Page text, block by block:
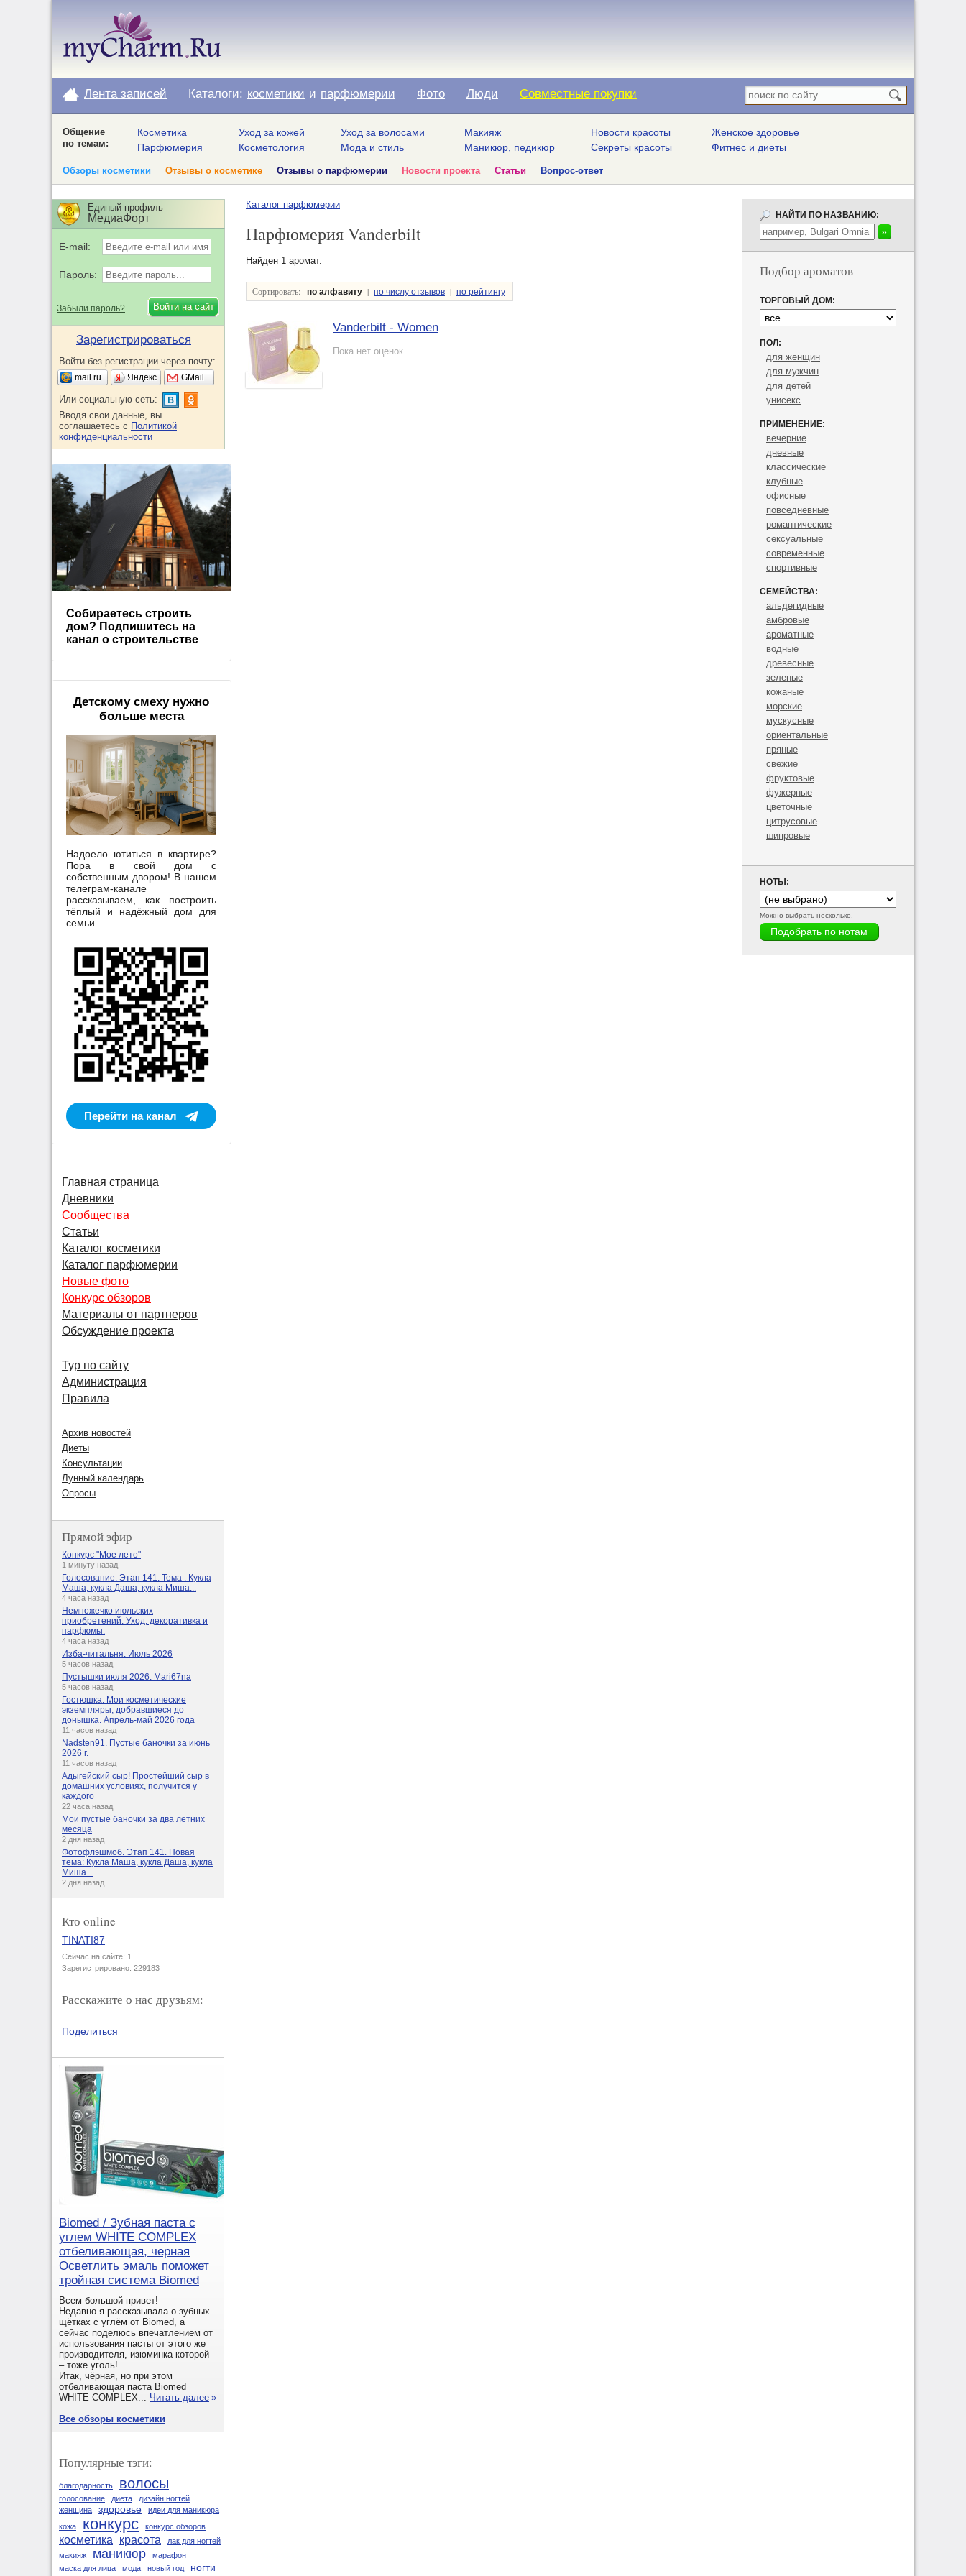
Лента записей Каталоги: косметики и парфюмерии Фото Люди Совместные покупки
Общение
по темам:
Косметика
Парфюмерия
Уход за кожей
Косметология
Уход за волосами
Мода и стиль
Макияж
Маникюр, педикюр
Новости красоты
Секреты красоты
Женское здоровье
Фитнес и диеты
Обзоры косметики Отзывы о косметике Отзывы о парфюмерии Новости проекта Статьи Вопрос-ответ
Каталог парфюмерии
Парфюмерия Vanderbilt
Найден 1 аромат.
Сортировать: по алфавиту | по числу отзывов | по рейтингу
Vanderbilt - Women
Пока нет оценок
НАЙТИ ПО НАЗВАНИЮ:
Подбор ароматов
ТОРГОВЫЙ ДОМ:
ПОЛ:
для женщин
для мужчин
для детей
унисекс
ПРИМЕНЕНИЕ:
вечерние
дневные
классические
клубные
офисные
повседневные
романтические
сексуальные
современные
спортивные
СЕМЕЙСТВА:
альдегидные
амбровые
ароматные
водные
древесные
зеленые
кожаные
морские
мускусные
ориентальные
пряные
свежие
фруктовые
фужерные
цветочные
цитрусовые
шипровые
НОТЫ:
Можно выбрать несколько.
Единый профиль
МедиаФорт
E-mail:
Пароль:
Забыли пароль?
Зарегистрироваться
Войти без регистрации через почту:
mail.ru Яндекс GMail
Или социальную сеть:
Вводя свои данные, вы
соглашаетесь с Политикой
конфиденциальности
Собираетесь строить
дом? Подпишитесь на
канал о строительстве
Детскому смеху нужно
больше места
Надоело ютиться в квартире?
Пора в свой дом с
собственным двором! В нашем
телеграм-канале
рассказываем, как построить
тёплый и надёжный дом для
семьи.
Перейти на канал
Главная страница
Дневники
Сообщества
Статьи
Каталог косметики
Каталог парфюмерии
Новые фото
Конкурс обзоров
Материалы от партнеров
Обсуждение проекта
Тур по сайту
Администрация
Правила
Архив новостей
Диеты
Консультации
Лунный календарь
Опросы
Прямой эфир
Конкурс "Мое лето"
1 минуту назад
Голосование. Этап 141. Тема : Кукла
Маша, кукла Даша, кукла Миша...
4 часа назад
Немножечко июльских
приобретений. Уход, декоративка и
парфюмы.
4 часа назад
Изба-читальня. Июль 2026
5 часов назад
Пустышки июля 2026. Mari67na
5 часов назад
Гостюшка. Мои косметические
экземпляры, добравшиеся до
донышка. Апрель-май 2026 года
11 часов назад
Nadsten91. Пустые баночки за июнь
2026 г.
11 часов назад
Адыгейский сыр! Простейший сыр в
домашних условиях, получится у
каждого
22 часа назад
Мои пустые баночки за два летних
месяца
2 дня назад
Фотофлэшмоб. Этап 141. Новая
тема: Кукла Маша, кукла Даша, кукла
Миша...
2 дня назад
Кто online
TINATI87
Сейчас на сайте: 1
Зарегистрировано: 229183
Расскажите о нас друзьям:
Поделиться
Biomed / Зубная паста с
углем WHITE COMPLEX
отбеливающая, черная
Осветлить эмаль поможет
тройная система Biomed
Всем большой привет!
Недавно я рассказывала о зубных
щётках с углём от Biomed, а
сейчас поделюсь впечатлением от
использования пасты от этого же
производителя, изюминка которой
– тоже уголь!
Итак, чёрная, но при этом
отбеливающая паста Biomed
WHITE COMPLEX... Читать далее »
Все обзоры косметики
Популярные тэги:
благодарность волосы
голосование диета
дизайн ногтей
женщина
здоровье
идеи для маникюра
кожа
конкурс конкурс обзоров
косметика красота
лак для ногтей
макияж
маникюр
марафон
маска для лица
мода новый год ногти